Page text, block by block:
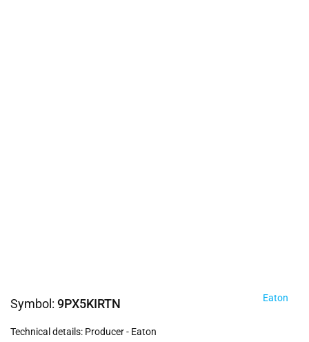
Symbol: 9PX5KIRTN Eaton
Technical details: Producer - Eaton